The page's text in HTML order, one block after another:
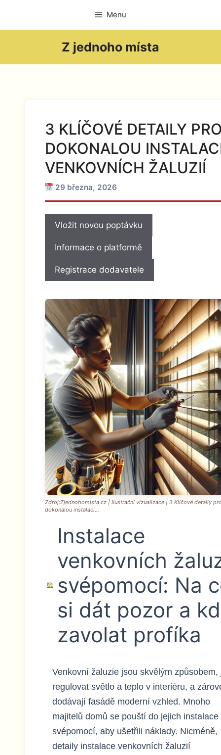
obsah
Menu
Z jednoho místa
3 KLÍČOVÉ DETAILY
DOKONALOU
VENKOVNÍCH ŽALUZIÍ
29 března, 2026
Vložit novou poptávku
Informace o platformě
Registrace dodavatele
Zdroj:Zjednohomista.cz | Ilustrační vizualizace | 3 Klíčové detaily
dokonalou instalaci...
Instalace
venkovních
svépomocí: Na
si dát pozor a
zavolat profíka
Venkovní žaluzie jsou skvělým způsobem,
regulovat světlo a teplo v interiéru, a
dodávají fasádě moderní vzhled. Mnoho
majitelů domů se pouští do jejich instalace
svépomocí, aby ušetřili náklady. Nicméně,
detaily instalace venkovních žaluzií